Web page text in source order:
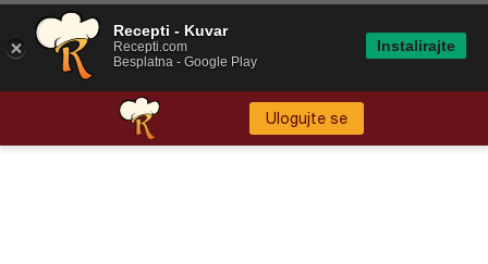
Ulogujte se
Recepti - Kuvar
Recepti.com
Besplatna - Google Play
Instalirajte